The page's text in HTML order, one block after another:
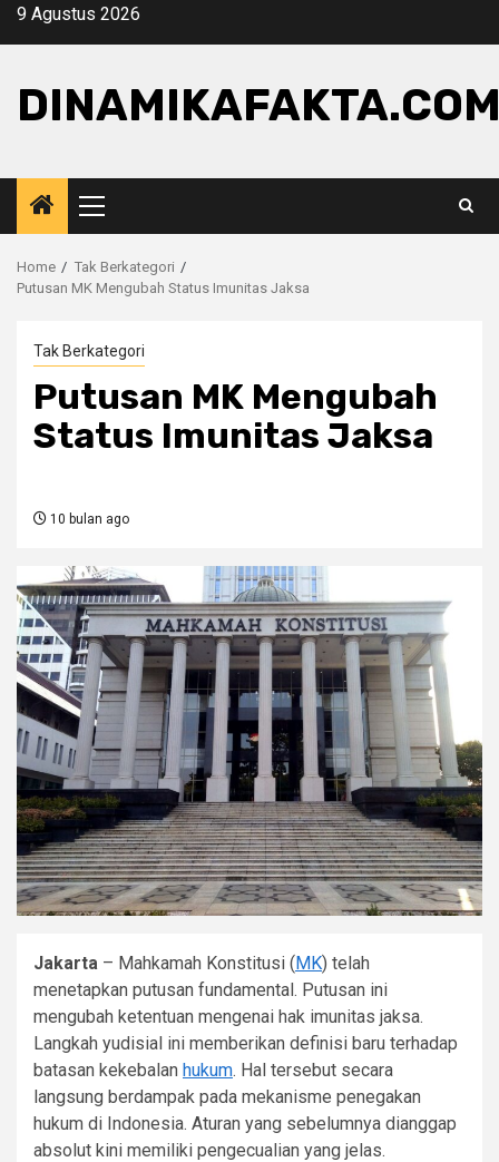
Skip9 Agustus 2026
Primary
Menu
Home
Tak Berkategori
Putusan MK Mengubah Status Imunitas Jaksa
Tak Berkategori
Putusan MK Mengubah
Status Imunitas Jaksa
10 bulan ago
Jakarta – Mahkamah Konstitusi (MK) telah
menetapkan putusan fundamental. Putusan ini
mengubah ketentuan mengenai hak imunitas jaksa.
Langkah yudisial ini memberikan definisi baru terhadap
batasan kekebalan hukum. Hal tersebut secara
langsung berdampak pada mekanisme penegakan
hukum di Indonesia. Aturan yang sebelumnya dianggap
absolut kini memiliki pengecualian yang jelas.